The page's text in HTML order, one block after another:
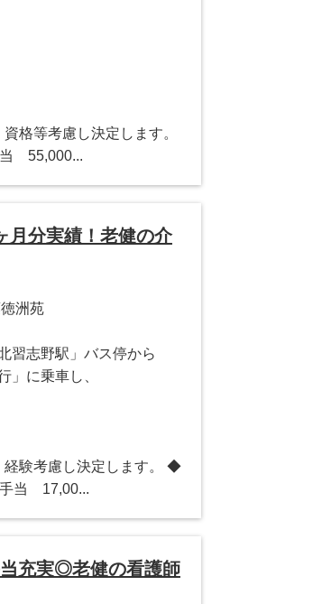
等考慮し決定します。
55,000...
月分実績！老健の介
洲苑
習志野駅」バス停から
」に乗車し、
験考慮し決定します。 ◆
当 17,00...
充実◎老健の看護師